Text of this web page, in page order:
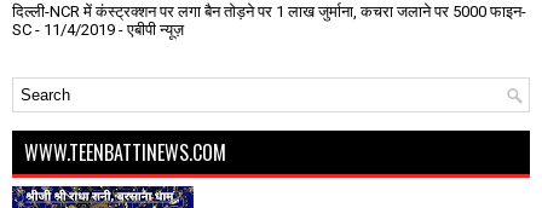
दिल्ली-NCR में कंस्ट्रक्शन पर लगा बैन तोड़ने पर 1 लाख जुर्माना, कचरा जलाने पर ₹5000 फाइन-
SC - 11/4/2019 - एबीपी न्यूज़
WWW.TEENBATTINEWS.COM